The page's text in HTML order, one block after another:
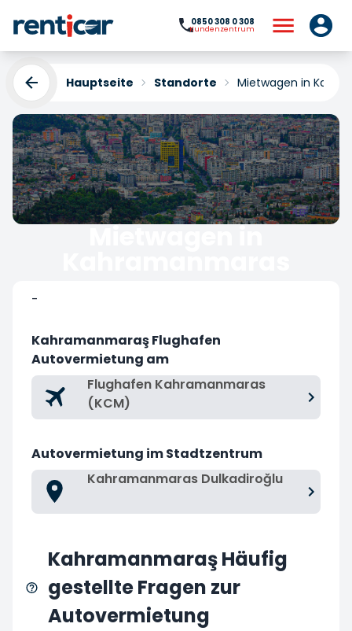
0850 308 0 308
Kundenzentrum
Hauptseite Standorte Mietwagen in
Mietwagen in
-
Kahramanmaraş Flughafen
Autovermietung am
Flughafen Kahramanmaras
(KCM)
Autovermietung im Stadtzentrum
Kahramanmaras Dulkadiroğlu
Kahramanmaraş Häufig
gestellte Fragen zur
Autovermietung